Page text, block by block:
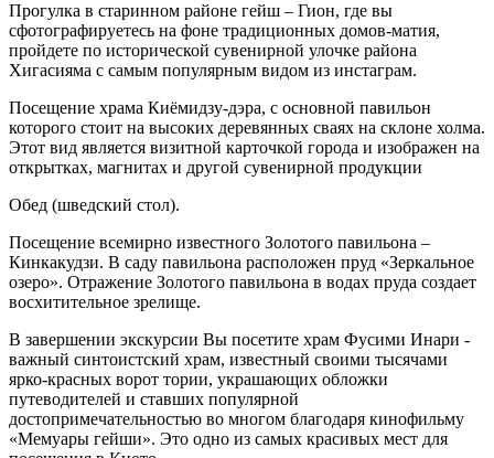
Прогулка в старинном районе гейш – Гион, где вы
сфотографируетесь на фоне традиционных домов-матия,
пройдете по исторической сувенирной улочке района
Хигасияма с самым популярным видом из инстаграм.
Посещение храма Киёмидзу-дэра, с основной павильон
которого стоит на высоких деревянных сваях на склоне холма.
Этот вид является визитной карточкой города и изображен на
открытках, магнитах и другой сувенирной продукции
Обед (шведский стол).
Посещение всемирно известного Золотого павильона –
Кинкакудзи. В саду павильона расположен пруд «Зеркальное
озеро». Отражение Золотого павильона в водах пруда создает
восхитительное зрелище.
В завершении экскурсии Вы посетите храм Фусими Инари -
важный синтоистский храм, известный своими тысячами
ярко-красных ворот тории, украшающих обложки
путеводителей и ставших популярной
достопримечательностью во многом благодаря кинофильму
«Мемуары гейши». Это одно из самых красивых мест для